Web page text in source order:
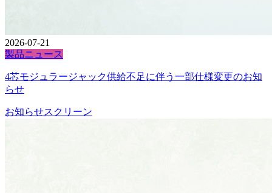
2026-07-21
製品ニュース
4芯モジュラージャック供給不足に伴う一部仕様変更のお知
らせ
お知らせスクリーン